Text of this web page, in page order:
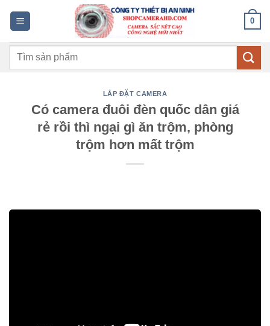
dung
0
Tìm
LẮP ĐẶT CAMERA
Có camera đuôi đèn quốc dân giá
rẻ rồi thì ngại gì ăn trộm, phòng
trộm hơn mất trộm